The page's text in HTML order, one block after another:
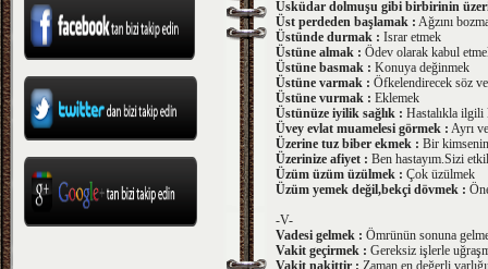
Üsküdar dolmuşu gibi birbirinin
Üst perdeden başlamak : Ağzını
Üstünde durmak : Israr etmek
Üstüne almak : Ödev olarak kabul
Üstüne basmak : Konuya değinmek
Üstüne varmak : Öfkelendirecek söz
Üstüne vurmak : Eklemek
Üstünüze iyilik sağlık : Hastalıkla
Üvey evlat muamelesi görmek : Ayrı
Üzerine tuz biber ekmek : Bir kimsenin
Üzerinize afiyet : Ben hastayım.Sizi
Üzüm üzüm üzülmek : Çok üzülmek
Üzüm yemek değil,bekçi dövmek :
-V-
Vadesi gelmek : Ömrünün sonuna
Vakit geçirmek : Gereksiz işlerle
Vakit nakittir : Zaman en değerli